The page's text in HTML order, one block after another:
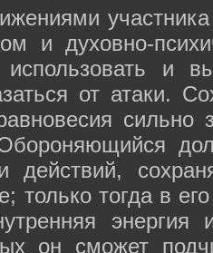
и духовно-
и
от атаки.
сильно
действий,
только тогда в
он сможет